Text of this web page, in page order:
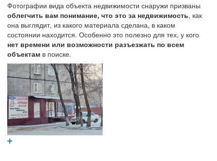
Фотографии вида объекта недвижимости снаружи призваны
облегчить вам понимание, что это за недвижимость, как
она выглядит, из какого материала сделана, в каком
состоянии находится. Особенно это полезно для тех, у кого
нет времени или возможности разъезжать по всем
объектам в поиске.